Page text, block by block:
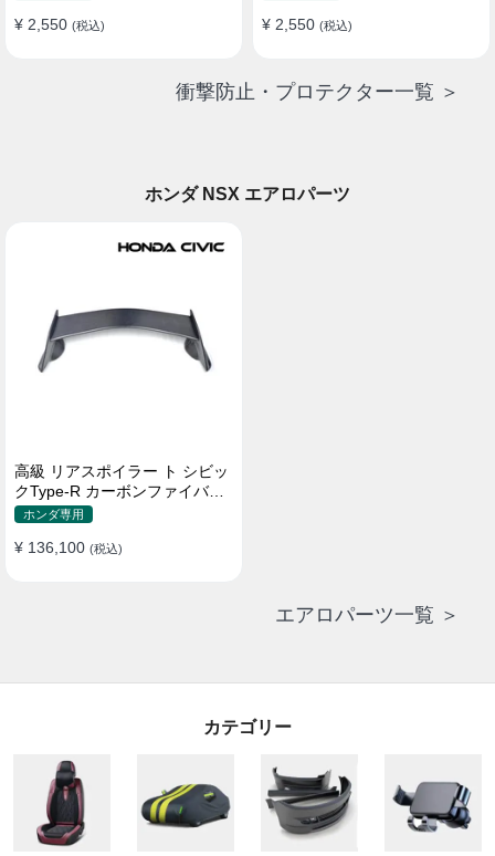
¥ 2,550 (税込) ¥ 2,550 (税込)
衝撃防止・プロテクター一覧 ＞
ホンダ NSX エアロパーツ
高級 リアスポイラー ト シビッ
クType-R カーボンファイバー
貼り付け装着
ホンダ専用
¥ 136,100 (税込)
エアロパーツ一覧 ＞
カテゴリー